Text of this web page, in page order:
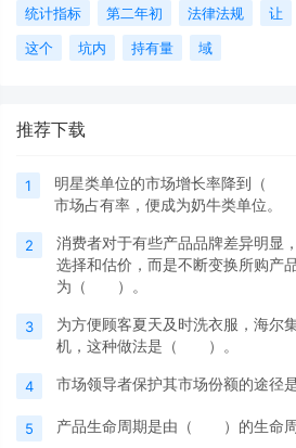
统计指标
第二年初 法律法规 让
这个
坑内 持有量 域
推荐下载
1
明星类单位的市场增长率降到（
市场占有率，便成为奶牛类单位。
2
消费者对于有些产品品牌差异明显
选择和估价，而是不断变换所购产
为（ ）。
3
为方便顾客夏天及时洗衣服，海尔
机，这种做法是（ ）。
4 市场领导者保护其市场份额的途
5 产品生命周期是由（ ）的生命